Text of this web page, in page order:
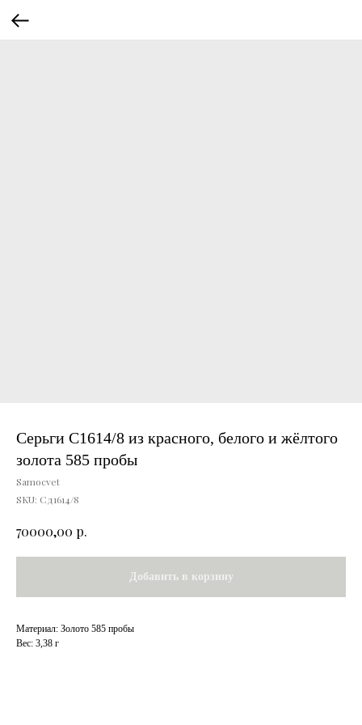
Серьги С1614/8 из красного, белого и жёлтого
золота 585 пробы
Samocvet
SKU: Сд1614/8
70000,00 р.
Добавить в корзину
Материал: Золото 585 пробы
Вес: 3,38 г